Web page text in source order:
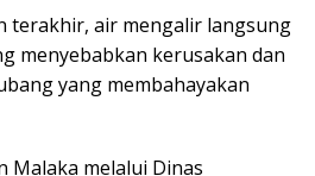
terakhir, air mengalir langsung
menyebabkan kerusakan dan
yang membahayakan
Malaka melalui Dinas